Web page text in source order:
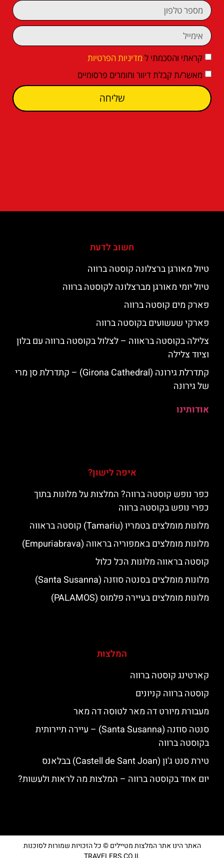
קראתי והסכמתי ל מדיניות הפרטיות
מאשר/ת קבלת דיוור וחומרים פרסומיים
שליחה
חשוב לדעת
טיול מאורגן ברצלונה קוסטה ברווה
טיול יומי מאורגן מברצלונה לקוסטה ברווה
פארק מים קוסטה ברווה
פארקי שעשועים בקוסטה ברווה
צלילה בקוסטה בראווה – לצלול בקוסטה ברווה עם בלון
וציוד צלילה
קתדרלת גירונה (Girona Cathedral) – קתדרלת סן מרי
של גירונה
אודותינו
איפה לישון?
כפר נופש קוסטה ברווה? המלצות על מלונות בתוך
כפרי נופש בקוסטה ברווה
מלונות מומלצים בטמריו (Tamariu) קוסטה בראווה
מלונות מומלצים באמפוריה בראווה (Empuriabrava)
קוסטה בראווה מלונות הכל כלול
מלונות מומלצים בסנטה סוזנה (Santa Susanna)
מלונות מומלצים בעיירה פלמוס (PALAMOS)
המלצות
קארטינג קוסטה ברווה
קוסטה ברווה קניונים
מעבורת מיורט דה מאר לטוסה דה מאר
סנטה סוזנה (Santa Susanna) – עיירה תיירותית
בקוסטה ברווה
טירת סנט ג'ון (Castell de Sant Joan) בבלאנס
יום אחד בקוסטה ברווה – המלצות מה לראות ולעשות?
האתר הינו אתר המלצות מטיילים © כל הזכויות שמורות לסוכנות